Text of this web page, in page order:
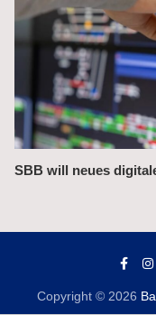
Bahnchefin
Copyright © 2026